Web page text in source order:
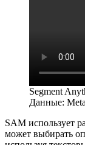
Segment
Данные:
SAM использует
может выбирать